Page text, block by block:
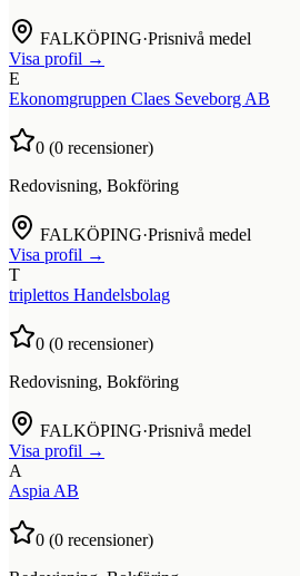
FALKÖPING·Prisnivå medel
Visa profil →
E
Ekonomgruppen Claes Seveborg AB
0 (0 recensioner)
Redovisning, Bokföring
FALKÖPING·Prisnivå medel
Visa profil →
T
triplettos Handelsbolag
0 (0 recensioner)
Redovisning, Bokföring
FALKÖPING·Prisnivå medel
Visa profil →
A
Aspia AB
0 (0 recensioner)